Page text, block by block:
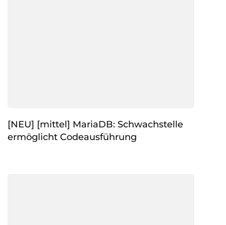
[NEU] [mittel] MariaDB: Schwachstelle
ermöglicht Codeausführung